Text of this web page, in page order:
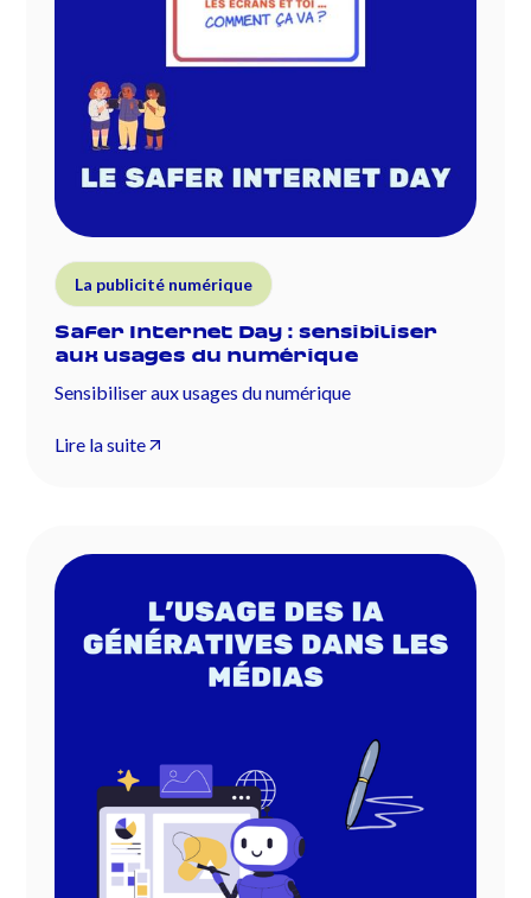
La publicité numérique
Safer Internet Day : sensibiliser
aux usages du numérique
Sensibiliser aux usages du numérique
Lire la suite